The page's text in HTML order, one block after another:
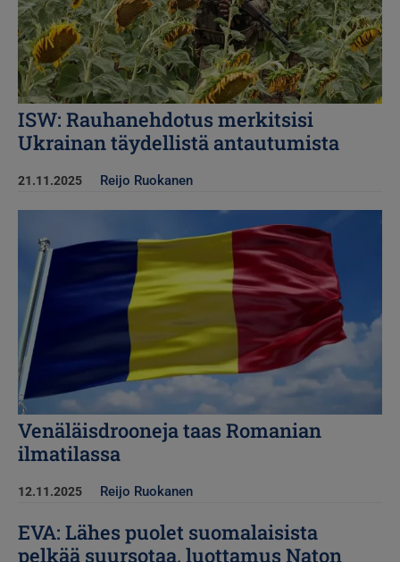
ISW: Rauhanehdotus merkitsisi
Ukrainan täydellistä antautumista
21.11.2025 Reijo Ruokanen
Venäläisdrooneja taas Romanian
ilmatilassa
12.11.2025 Reijo Ruokanen
EVA: Lähes puolet suomalaisista
pelkää suursotaa, luottamus Naton